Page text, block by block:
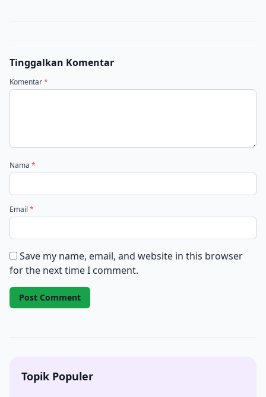
Tinggalkan Komentar
Komentar*
Nama *
Email *
Save my name, email, and website in this browser
for the next time I comment.
Topik Populer